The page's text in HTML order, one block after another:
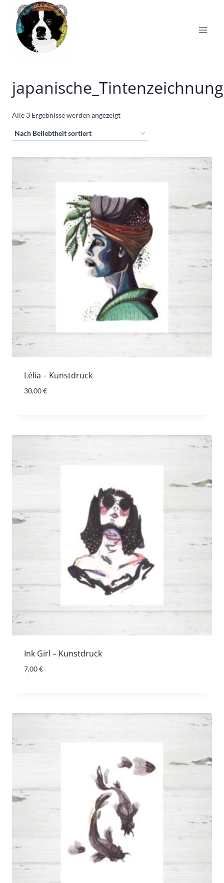
Inhalt
springen
japanische_Tintenzeichnung
Alle 3 Ergebnisse werden angezeigtNach
Lélia – Kunstdruck
30,00€
Ink Girl – Kunstdruck
7,00€